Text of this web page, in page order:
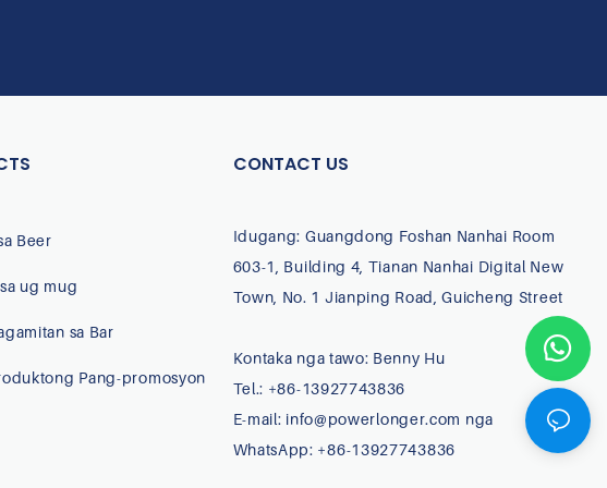
Beer
ug mug
sa Bar
Pang-promosyon
CONTACT US
Idugang: Guangdong Foshan Nanhai Room
603-1, Building 4, Tianan Nanhai Digital New
Town, No. 1 Jianping Road, Guicheng Street
Kontaka nga tawo: Benny Hu
Tel.: +86-13927743836
E-mail: info@powerlonger.com nga
WhatsApp: +86-13927743836